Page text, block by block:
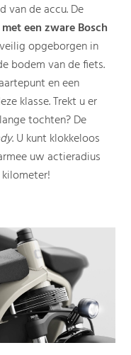
van de accu. De
een zware Bosch
opgeborgen in
bodem van de fiets.
en een
klasse. Trekt u er
tochten? De
. U kunt klokkeloos
uw actieradius